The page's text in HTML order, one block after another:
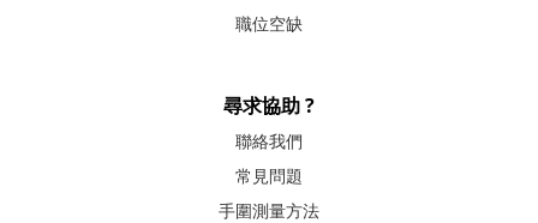
職位空缺
尋求協助 ?
聯絡我們
常見問題
手圍測量方法